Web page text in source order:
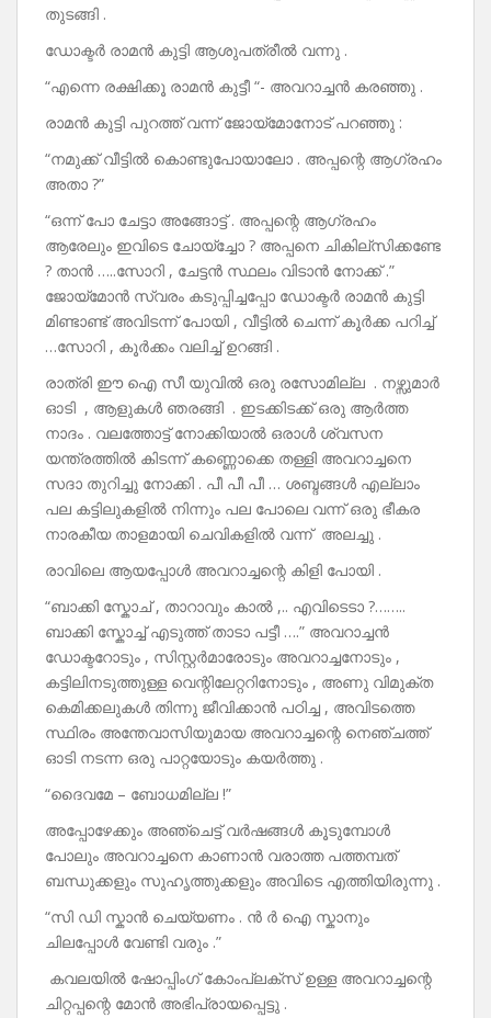
തുടങ്ങി .
ഡോക്ടർ രാമൻ കുട്ടി ആശുപത്രീൽ വന്നു .
“എന്നെ രക്ഷിക്കൂ രാമൻ കുട്ടീ “- അവറാച്ചൻ കരഞ്ഞു .
രാമൻ കുട്ടി പുറത്ത് വന്ന് ജോയ്മോനോട് പറഞ്ഞു :
“നമുക്ക് വീട്ടിൽ കൊണ്ടുപോയാലോ . അപ്പന്റെ ആഗ്രഹം
അതാ ?”
“ഒന്ന് പോ ചേട്ടാ അങ്ങോട്ട് . അപ്പന്റെ ആഗ്രഹം
ആരേലും ഇവിടെ ചോയ്ച്ചോ ? അപ്പനെ ചികില്സിക്കണ്ടേ
? താൻ …..സോറി , ചേട്ടൻ സ്ഥലം വിടാൻ നോക്ക് .”
ജോയ്മോൻ സ്വരം കടുപ്പിച്ചപ്പോ ഡോക്ടർ രാമൻ കുട്ടി
മിണ്ടാണ്ട് അവിടന്ന് പോയി , വീട്ടിൽ ചെന്ന് കൂർക്ക പറിച്ച്
…സോറി , കൂർക്കം വലിച്ച് ഉറങ്ങി .
രാത്രി ഈ ഐ സീ യുവിൽ ഒരു രസോമില്ല . നഴ്സുമാർ
ഓടി , ആളുകൾ ഞരങ്ങി . ഇടക്കിടക്ക് ഒരു ആർത്ത
നാദം . വലത്തോട്ട് നോക്കിയാൽ ഒരാൾ ശ്വസന
യന്ത്രത്തിൽ കിടന്ന് കണ്ണൊക്കെ തള്ളി അവറാച്ചനെ
സദാ തുറിച്ചു നോക്കി . പീ പീ പീ … ശബ്ദങ്ങൾ എല്ലാം
പല കട്ടിലുകളിൽ നിന്നും പല പോലെ വന്ന് ഒരു ഭീകര
നാരകീയ താളമായി ചെവികളിൽ വന്ന് അലച്ചു .
രാവിലെ ആയപ്പോൾ അവറാച്ചന്റെ കിളി പോയി .
“ബാക്കി സ്കോച് , താറാവും കാൽ ,.. എവിടെടാ ?……..
ബാക്കി സ്കോച്ച് എടുത്ത് താടാ പട്ടീ ….” അവറാച്ചൻ
ഡോക്ടറോടും , സിസ്റ്റർമാരോടും അവറാച്ചനോടും ,
കട്ടിലിനടുത്തുള്ള വെന്റിലേറ്ററിനോടും , അണു വിമുക്ത
കെമിക്കലുകൾ തിന്നു ജീവിക്കാൻ പഠിച്ച , അവിടത്തെ
സ്ഥിരം അന്തേവാസിയുമായ അവറാച്ചന്റെ നെഞ്ചത്ത്
ഓടി നടന്ന ഒരു പാറ്റയോടും കയർത്തു .
“ദൈവമേ – ബോധമില്ല !”
അപ്പോഴേക്കും അഞ്ചെട്ട് വർഷങ്ങൾ കൂടുമ്പോൾ
പോലും അവറാച്ചനെ കാണാൻ വരാത്ത പത്തമ്പത്
ബന്ധുക്കളും സുഹൃത്തുക്കളും അവിടെ എത്തിയിരുന്നു .
“സി ഡി സ്കാൻ ചെയ്യണം . ൻ ർ ഐ സ്കാനും
ചിലപ്പോൾ വേണ്ടി വരും .”
കവലയിൽ ഷോപ്പിംഗ് കോംപ്ലക്സ് ഉള്ള അവറാച്ചന്റെ
ചിറ്റപ്പന്റെ മോൻ അഭിപ്രായപ്പെട്ടു .